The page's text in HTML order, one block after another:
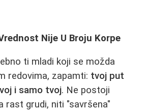
Nije U Broju Korpe
ti mladi koji se možda
redovima, zapamti: tvoj put
i samo tvoj. Ne postoji
rast grudi, niti "savršena"